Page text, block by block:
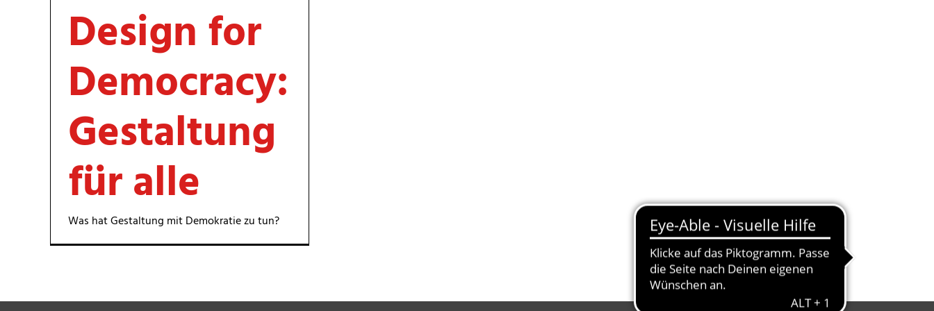
Garten- & Landschaftsbau
Konfektionierung
Lettershop
Gravuren
Leichte Sprache und
Barrierefreiheit
Leistungsentgelte
Stiftung Praunheimer
Werkstätten
Design for
Democracy:
Gestaltung
für alle
Was hat Gestaltung mit Demokratie zu tun?